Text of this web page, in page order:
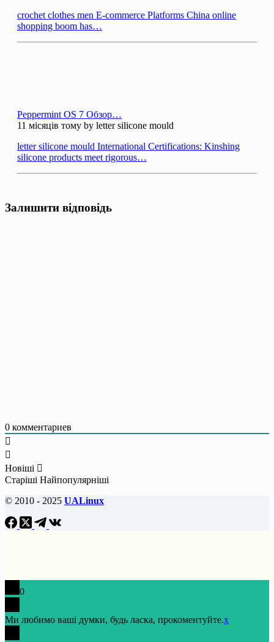
crochet clothes men E-commerce Platforms China online
shopping boom has…
Peppermint OS 7 Обзор…
11 місяців тому by letter silicone mould
letter silicone mould International Certifications: Kinshing
silicone products meet rigorous…
Залишити відповідь
0 комментариев
Новіші
Старіші Найпопулярніші
© 2010 - 2025 UALinux
0
Ми любимо ваші думки, будь ласка, прокоментуйте.x